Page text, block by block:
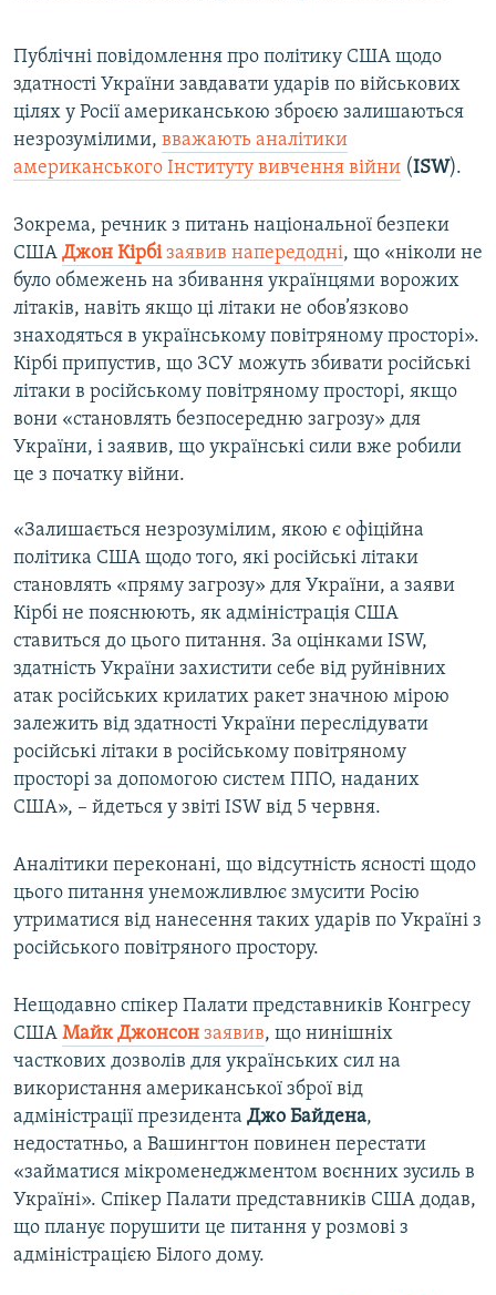
Усі сайти RFE/RL
Публічні повідомлення про політику США щодо
здатності України завдавати ударів по військових
цілях у Росії американською зброєю залишаються
незрозумілими, вважають аналітики
американського Інституту вивчення війни (ISW).
Зокрема, речник з питань національної безпеки
США Джон Кірбізаявив напередодні, що «ніколи не
було обмежень на збивання українцями ворожих
літаків, навіть якщо ці літаки не обов’язково
знаходяться в українському повітряному просторі».
Кірбі припустив, що ЗСУ можуть збивати російські
літаки в російському повітряному просторі, якщо
вони «становлять безпосередню загрозу» для
України, і заявив, що українські сили вже робили
це з початку війни.
«Залишається незрозумілим, якою є офіційна
політика США щодо того, які російські літаки
становлять «пряму загрозу» для України, а заяви
Кірбі не пояснюють, як адміністрація США
ставиться до цього питання. За оцінками ISW,
здатність України захистити себе від руйнівних
атак російських крилатих ракет значною мірою
залежить від здатності України переслідувати
російські літаки в російському повітряному
просторі за допомогою систем ППО, наданих
США», – йдеться у звіті ISW від 5 червня.
Аналітики переконані, що відсутність ясності щодо
цього питання унеможливлює змусити Росію
утриматися від нанесення таких ударів по Україні з
російського повітряного простору.
Нещодавно спікер Палати представників Конгресу
США Майк Джонсон заявив, що нинішніх
часткових дозволів для українських сил на
використання американської зброї від
адміністрації президента Джо Байдена,
недостатньо, а Вашингтон повинен перестати
«займатися мікроменеджментом воєнних зусиль в
Україні». Спікер Палати представників США додав,
що планує порушити це питання у розмові з
адміністрацією Білого дому.